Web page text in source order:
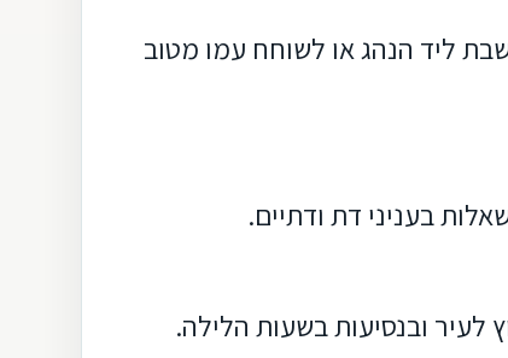
ליד הנהג או לשוחח עמו מטוב
בעניני דת ודתיים.
לעיר ובנסיעות בשעות הלילה.